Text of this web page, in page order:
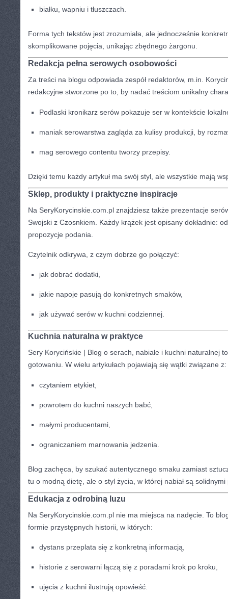
białku, wapniu i tłuszczach.
Forma tych tekstów jest zrozumiała, ale jednocześnie
skomplikowane pojęcia, unikając zbędnego żargonu.
Redakcja pełna serowych osobowości
Za treści na blogu odpowiada zespół redaktorów, m.in.
redakcyjne stworzone po to, by nadać treściom unikalny
Podlaski kronikarz serów pokazuje ser w kontekście
maniak serowarstwa zagląda za kulisy produkcji, by
mag serowego contentu tworzy przepisy.
Dzięki temu każdy artykuł ma swój styl, ale wszystkie mają
Sklep, produkty i praktyczne inspiracje
Na SeryKorycinskie.com.pl znajdziesz także prezentacje
Swojski z Czosnkiem. Każdy krążek jest opisany dokładnie:
propozycje podania.
Czytelnik odkrywa, z czym dobrze go połączyć:
jak dobrać dodatki,
jakie napoje pasują do konkretnych smaków,
jak używać serów w kuchni codziennej.
Kuchnia naturalna w praktyce
Sery Korycińskie | Blog o serach, nabiale i kuchni naturalnej
gotowaniu. W wielu artykułach pojawiają się wątki związane z:
czytaniem etykiet,
powrotem do kuchni naszych babć,
małymi producentami,
ograniczaniem marnowania jedzenia.
Blog zachęca, by szukać autentycznego smaku zamiast
tu o modną dietę, ale o styl życia, w której nabiał są
Edukacja z odrobiną luzu
Na SeryKorycinskie.com.pl nie ma miejsca na nadęcie. To
formie przystępnych historii, w których:
dystans przeplata się z konkretną informacją,
historie z serowarni łączą się z poradami krok po kroku,
ujęcia z kuchni ilustrują opowieść.